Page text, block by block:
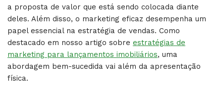
a proposta de valor que está sendo colocada diante
deles. Além disso, o marketing eficaz desempenha um
papel essencial na estratégia de vendas. Como
destacado em nosso artigo sobre estratégias de
marketing para lançamentos imobiliários, uma
abordagem bem-sucedida vai além da apresentação
física.